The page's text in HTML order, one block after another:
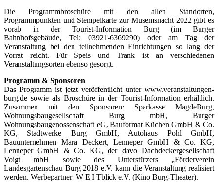
Die Programmbroschüre mit den allen Standorten,
Programmpunkten und Stempelkarte zur Musemsnacht 2022 gibt es
vorab in der Tourist-Information Burg (im Burger
Bahnhofsgebäude, Tel: 03921-6369290) oder am Tag der
Veranstaltung bei den teilnehmenden Einrichtungen so lang der
Vorrat reicht. Für Speis und Trank ist an verschiedenen
Veranstaltungsorten ebenso gesorgt.
Programm & Sponsoren
Das Programm ist jetzt veröffentlicht unter www.veranstaltungen-
burg.de sowie als Broschüre in der Tourist-Information erhältlich.
Zusammen mit den Sponsoren: Sparkasse MagdeBurg,
Wohnungsbaugesellschaft Burg mbH, Burger
Wohnungsbaugenossenschaft eG, Bauformat Küchen GmbH & Co.
KG, Stadtwerke Burg GmbH, Autohaus Pohl GmbH,
Bauunternehmen Mara Deckert, Lenneper GmbH & Co. KG,
Lenneper GmbH & Co. KG, der davo Dachdeckergesellschaft
Voigt mbH sowie des Unterstützers „Förderverein
Landesgartenschau Burg 2018 e.V. kann die Veranstaltung realisiert
werden. Werbepartner: W E I Tblick e.V. (Kino Burg-Theater).